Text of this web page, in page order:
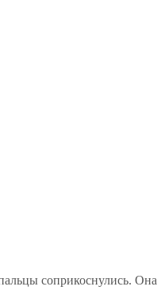
соприкоснулись. Она